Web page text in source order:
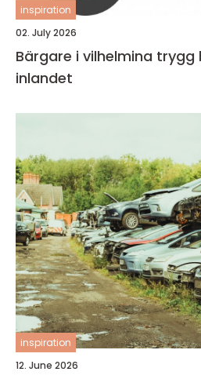
inspiration
02. July 2026
Bärgare i vilhelmina trygg hjälp på vägarna i
inlandet
inspiration
12. June 2026